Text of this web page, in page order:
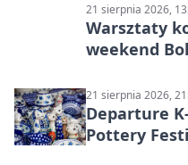
21 sierpnia 2026,
Warsztaty
weekend
21 sierpnia 2026,
Departure
Pottery